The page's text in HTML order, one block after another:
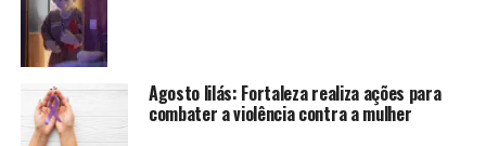
Agosto lilás: Fortaleza realiza ações para
combater a violência contra a mulher